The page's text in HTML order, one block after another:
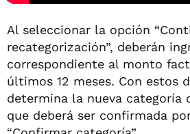
Al seleccionar la opción
recategorización”, deberán
correspondiente al monto
últimos 12 meses. Con estos
determina la nueva categoría
que deberá ser confirmada